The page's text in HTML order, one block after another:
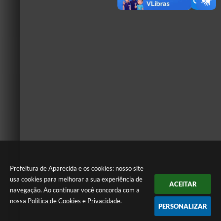
Prefeitura de Aparecida e os cookies: nosso site
usa cookies para melhorar a sua experiência de
navegação. Ao continuar você concorda com a
nossa Política de Cookies e Privacidade.
ACEITAR
PERSONALIZAR